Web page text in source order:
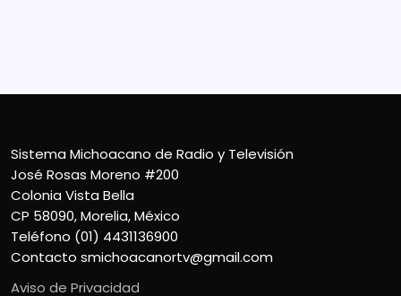
Sistema Michoacano de Radio y Televisión
José Rosas Moreno #200
Colonia Vista Bella
CP 58090, Morelia, México
Teléfono (01) 4431136900
Contacto smichoacanortv@gmail.com
Aviso de Privacidad